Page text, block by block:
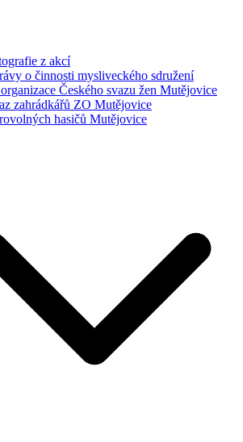
z akcí
o činnosti mysliveckého sdružení
Českého svazu žen Mutějovice
zahrádkářů ZO Mutějovice
hasičů Mutějovice